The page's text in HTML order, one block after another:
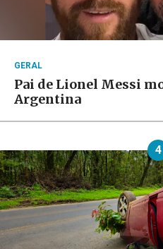
GERAL
Pai de Lionel Messi
Argentina
4